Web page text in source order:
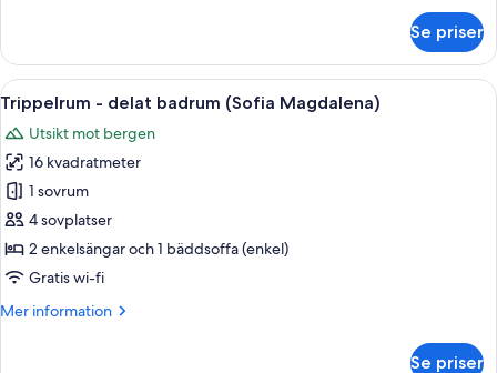
-
delat
badrum
(Steffansons)
Se priser
Öppna
alla
foton
för
Trippelrum
-
delat
badrum
Magdalena)
Trippelrum - delat badrum (Sofia
6
Trippelrum - delat badrum (Sofia Magdalena)
Utsikt mot bergen
16 kvadratmeter
1 sovrum
4 sovplatser
2 enkelsängar och 1 bäddsoffa (enkel)
Gratis wi-fi
Mer information
Mer
Se priser